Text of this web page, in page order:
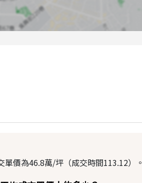
價為46.8萬/坪（成交時間113.12）。